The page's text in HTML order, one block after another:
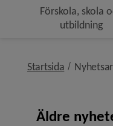
Förskola, skola
utbildning
Startsida
Äldre